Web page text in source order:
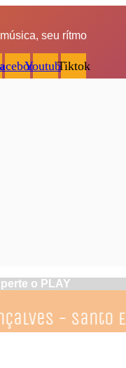
seu rítmo
YoutubeTiktok
o PLAY